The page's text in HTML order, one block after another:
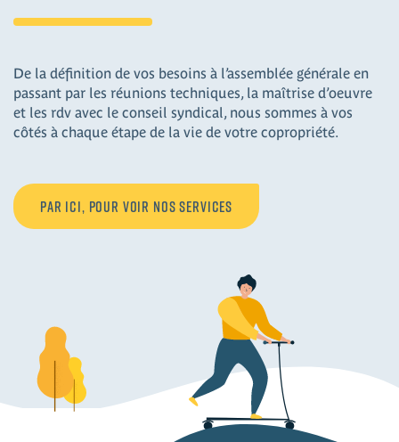
De la définition de vos besoins à l’assemblée générale en
passant par les réunions techniques, la maîtrise d’oeuvre
et les rdv avec le conseil syndical, nous sommes à vos
côtés à chaque étape de la vie de votre copropriété.
Par ici, pour voir nos services